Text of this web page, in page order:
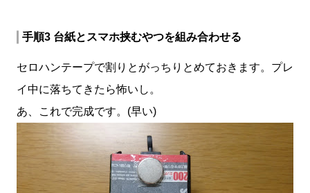
手順3 台紙とスマホ挟むやつを組み合わせる
セロハンテープで割りとがっちりとめておきます。プレ
イ中に落ちてきたら怖いし。
あ、これで完成です。(早い)